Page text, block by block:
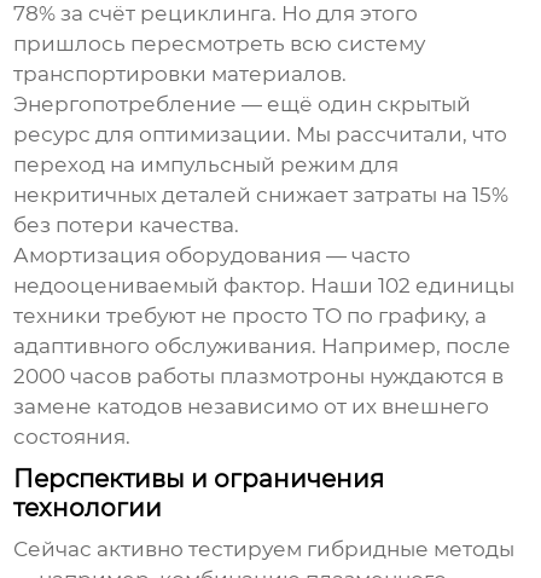
78% за счёт рециклинга. Но для этого
пришлось пересмотреть всю систему
транспортировки материалов.
Энергопотребление — ещё один скрытый
ресурс для оптимизации. Мы рассчитали, что
переход на импульсный режим для
некритичных деталей снижает затраты на 15%
без потери качества.
Амортизация оборудования — часто
недооцениваемый фактор. Наши 102 единицы
техники требуют не просто ТО по графику, а
адаптивного обслуживания. Например, после
2000 часов работы плазмотроны нуждаются в
замене катодов независимо от их внешнего
состояния.
Перспективы и ограничения
технологии
Сейчас активно тестируем гибридные методы